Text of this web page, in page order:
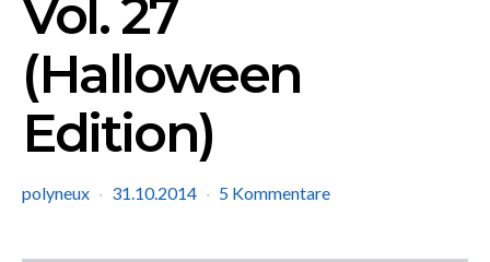
Vol. 27
(Halloween
Edition)
polyneux 31.10.2014 5 Kommentare